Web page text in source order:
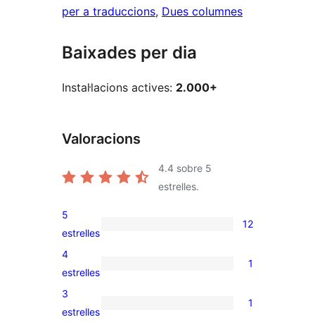
per a traduccions, Dues columnes
Baixades per dia
Instal·lacions actives: 2.000+
Valoracions
4.4 sobre 5
estrelles.
12
valoracions
de
5
estrelles
12
1
valoració
de
4
estrelles
1
1
3
estrelles
1